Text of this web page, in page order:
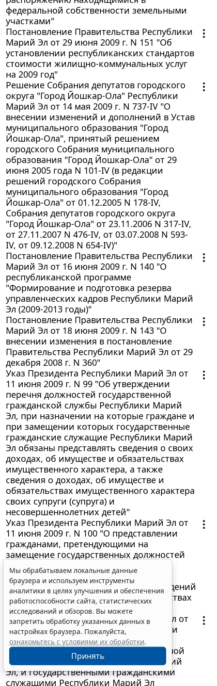
федеральной собственности земельными
участками"
Постановление Правительства Республики
Марий Эл от 29 июня 2009 г. N 151 "Об
установлении республиканских стандартов
стоимости жилищно-коммунальных услуг
на 2009 год"
Решение Собрания депутатов городского
округа "Город Йошкар-Ола" Республики
Марий Эл от 14 мая 2009 г. N 737-IV "О
внесении изменений и дополнений в Устав
муниципального образования "Город
Йошкар-Ола", принятый решением
городского Собрания муниципального
образования "Город Йошкар-Ола" от 29
июня 2005 года N 101-IV (в редакции
решений городского Собрания
муниципального образования "Город
Йошкар-Ола" от 01.12.2005 N 178-IV,
Собрания депутатов городского округа
"Город Йошкар-Ола" от 23.11.2006 N 317-IV,
от 27.11.2007 N 476-IV, от 03.07.2008 N 593-
IV, от 09.12.2008 N 654-IV)"
Постановление Правительства Республики
Марий Эл от 16 июня 2009 г. N 140 "О
республиканской программе
"Формирование и подготовка резерва
управленческих кадров Республики Марий
Эл (2009-2013 годы)"
Постановление Правительства Республики
Марий Эл от 18 июня 2009 г. N 143 "О
внесении изменения в постановление
Правительства Республики Марий Эл от 29
декабря 2008 г. N 360"
Указ Президента Республики Марий Эл от
11 июня 2009 г. N 99 "Об утверждении
перечня должностей государственной
гражданской службы Республики Марий
Эл, при назначении на которые граждане и
при замещении которых государственные
гражданские служащие Республики Марий
Эл обязаны представлять сведения о своих
доходах, об имуществе и обязательствах
имущественного характера, а также
сведения о доходах, об имуществе и
обязательствах имущественного характера
своих супруги (супруга) и
несовершеннолетних детей"
Указ Президента Республики Марий Эл от
11 июня 2009 г. N 100 "О представлении
гражданами, претендующими на
замещение государственных должностей
Республики Марий Эл, и лицами,
замещающими государственные
должности Республики Марий Эл, сведений
о доходах, об имуществе и обязательствах
имущественного характера"
Указ Президента Республики Марий Эл от
11 июня 2009 г. N 101 "О представлении
гражданами, претендующими на
замещение должностей государственной
гражданской службы Республики Марий
Эл, и государственными гражданскими
служащими Республики Марий Эл
Мы обрабатываем локальные данные
браузера и используем инструменты
аналитики в целях улучшения и обеспечения
работоспособности сайта, статистических
исследований и обзоров. Вы можете
запретить обработку указанных данных в
настройках браузера. Пожалуйста,
ознакомьтесь с условиями их обработки.
Принять